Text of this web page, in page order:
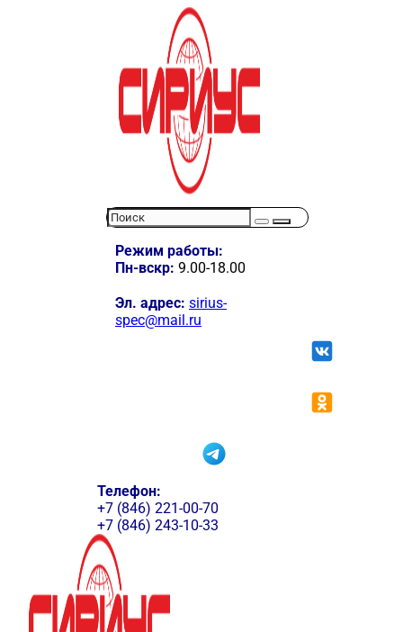
Режим работы:
Пн-вскр: 9.00-18.00
Эл. адрес: sirius-
spec@mail.ru
Телефон:
+7 (846) 221-00-70
+7 (846) 243-10-33